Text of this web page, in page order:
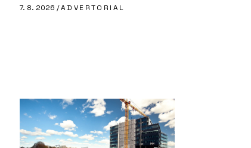
7. 8. 2026 /ADVERTORIAL